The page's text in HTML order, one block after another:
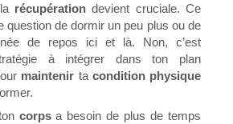
récupérationdevient cruciale. Ce
question de dormir un peu plus ou de
de repos ici et là. Non, c’est
à intégrer dans ton plan
maintenir ta condition physique
corpsa besoin de plus de temps